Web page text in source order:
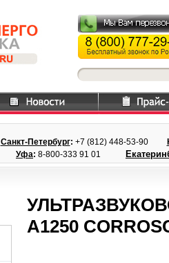
Санкт-Петербург: +7 (812) 448-53-90
Уфа: 8-800-333 91 01
А1250